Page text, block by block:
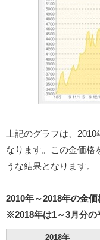
上記のグラフは、2010
なります。この金価格
うな結果となります。
2010年～2018年の金価
※2018年は1～3月分の
2018年